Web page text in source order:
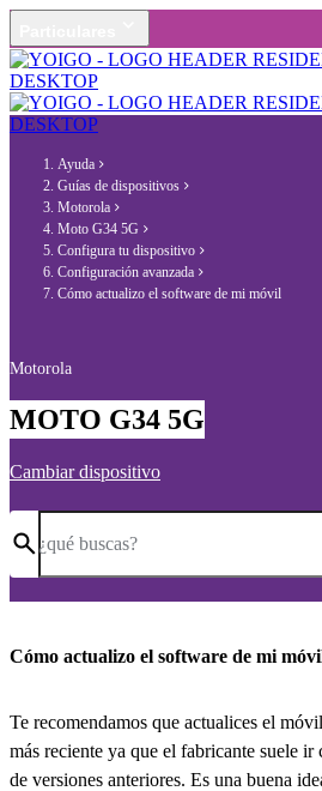
Ayuda
Guías de dispositivos
Motorola
Moto G34 5G
Configura tu dispositivo
Configuración avanzada
Cómo actualizo el software de mi móvil
Motorola
MOTO G34 5G
Cambiar dispositivo
¿qué buscas?
Cómo actualizo el software de mi
Te recomendamos que actualices el
más reciente ya que el fabricante suele
de versiones anteriores. Es una buena